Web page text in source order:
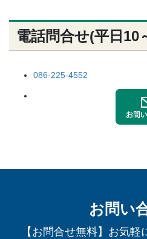
電話問合せ(平日10
086-225-4552
お問い
【お問合せ無料】お気